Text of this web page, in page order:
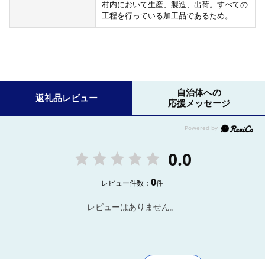
村内において生産、製造、出荷。すべての
工程を行っている加工品であるため。
返礼品レビュー
自治体への
応援メッセージ
0.0
レビュー件数：0件
レビューはありません。